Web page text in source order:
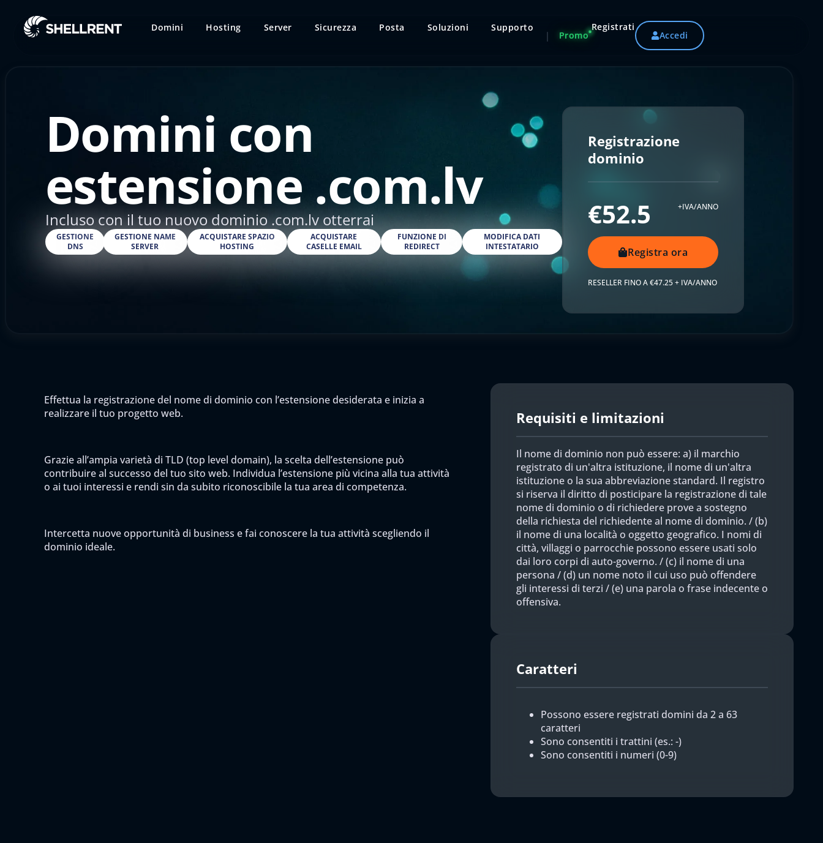
Domini Hosting Server Sicurezza Posta Soluzioni Supporto
Promo
Registrati
Accedi
Domini con
estensione .com.lv
Incluso con il tuo nuovo dominio .com.lv otterrai
GESTIONE
DNS
GESTIONE NAME
SERVER
ACQUISTARE SPAZIO
HOSTING
ACQUISTARE
CASELLE EMAIL
FUNZIONE DI
REDIRECT
MODIFICA DATI
INTESTATARIO
Registrazione
dominio
€52.5 +IVA/ANNO
Registra ora
RESELLER FINO A €47.25 + IVA/ANNO
Effettua la registrazione del nome di dominio con l’estensione desiderata e inizia a
realizzare il tuo progetto web.
Grazie all’ampia varietà di TLD (top level domain), la scelta dell’estensione può
contribuire al successo del tuo sito web. Individua l’estensione più vicina alla tua attività
o ai tuoi interessi e rendi sin da subito riconoscibile la tua area di competenza.
Intercetta nuove opportunità di business e fai conoscere la tua attività scegliendo il
dominio ideale.
Requisiti e limitazioni
Il nome di dominio non può essere: a) il marchio
registrato di un'altra istituzione, il nome di un'altra
istituzione o la sua abbreviazione standard. Il registro
si riserva il diritto di posticipare la registrazione di tale
nome di dominio o di richiedere prove a sostegno
della richiesta del richiedente al nome di dominio. / (b)
il nome di una località o oggetto geografico. I nomi di
città, villaggi o parrocchie possono essere usati solo
dai loro corpi di auto-governo. / (c) il nome di una
persona / (d) un nome noto il cui uso può offendere
gli interessi di terzi / (e) una parola o frase indecente o
offensiva.
Caratteri
Possono essere registrati domini da 2 a 63
caratteri
Sono consentiti i trattini (es.: -)
Sono consentiti i numeri (0-9)